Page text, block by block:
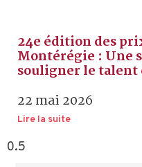
24e édition des
Montérégie : Une
souligner le talent
22 mai 2026
Lire la suite